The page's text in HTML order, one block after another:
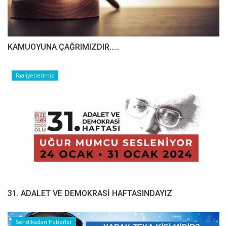
​​​​​​​KAMUOYUNA ÇAĞRIMIZDIR…..
Faaliyetlerimiz
31. ADALET VE DEMOKRASİ HAFTASINDAYIZ
Sendikadan Haberler